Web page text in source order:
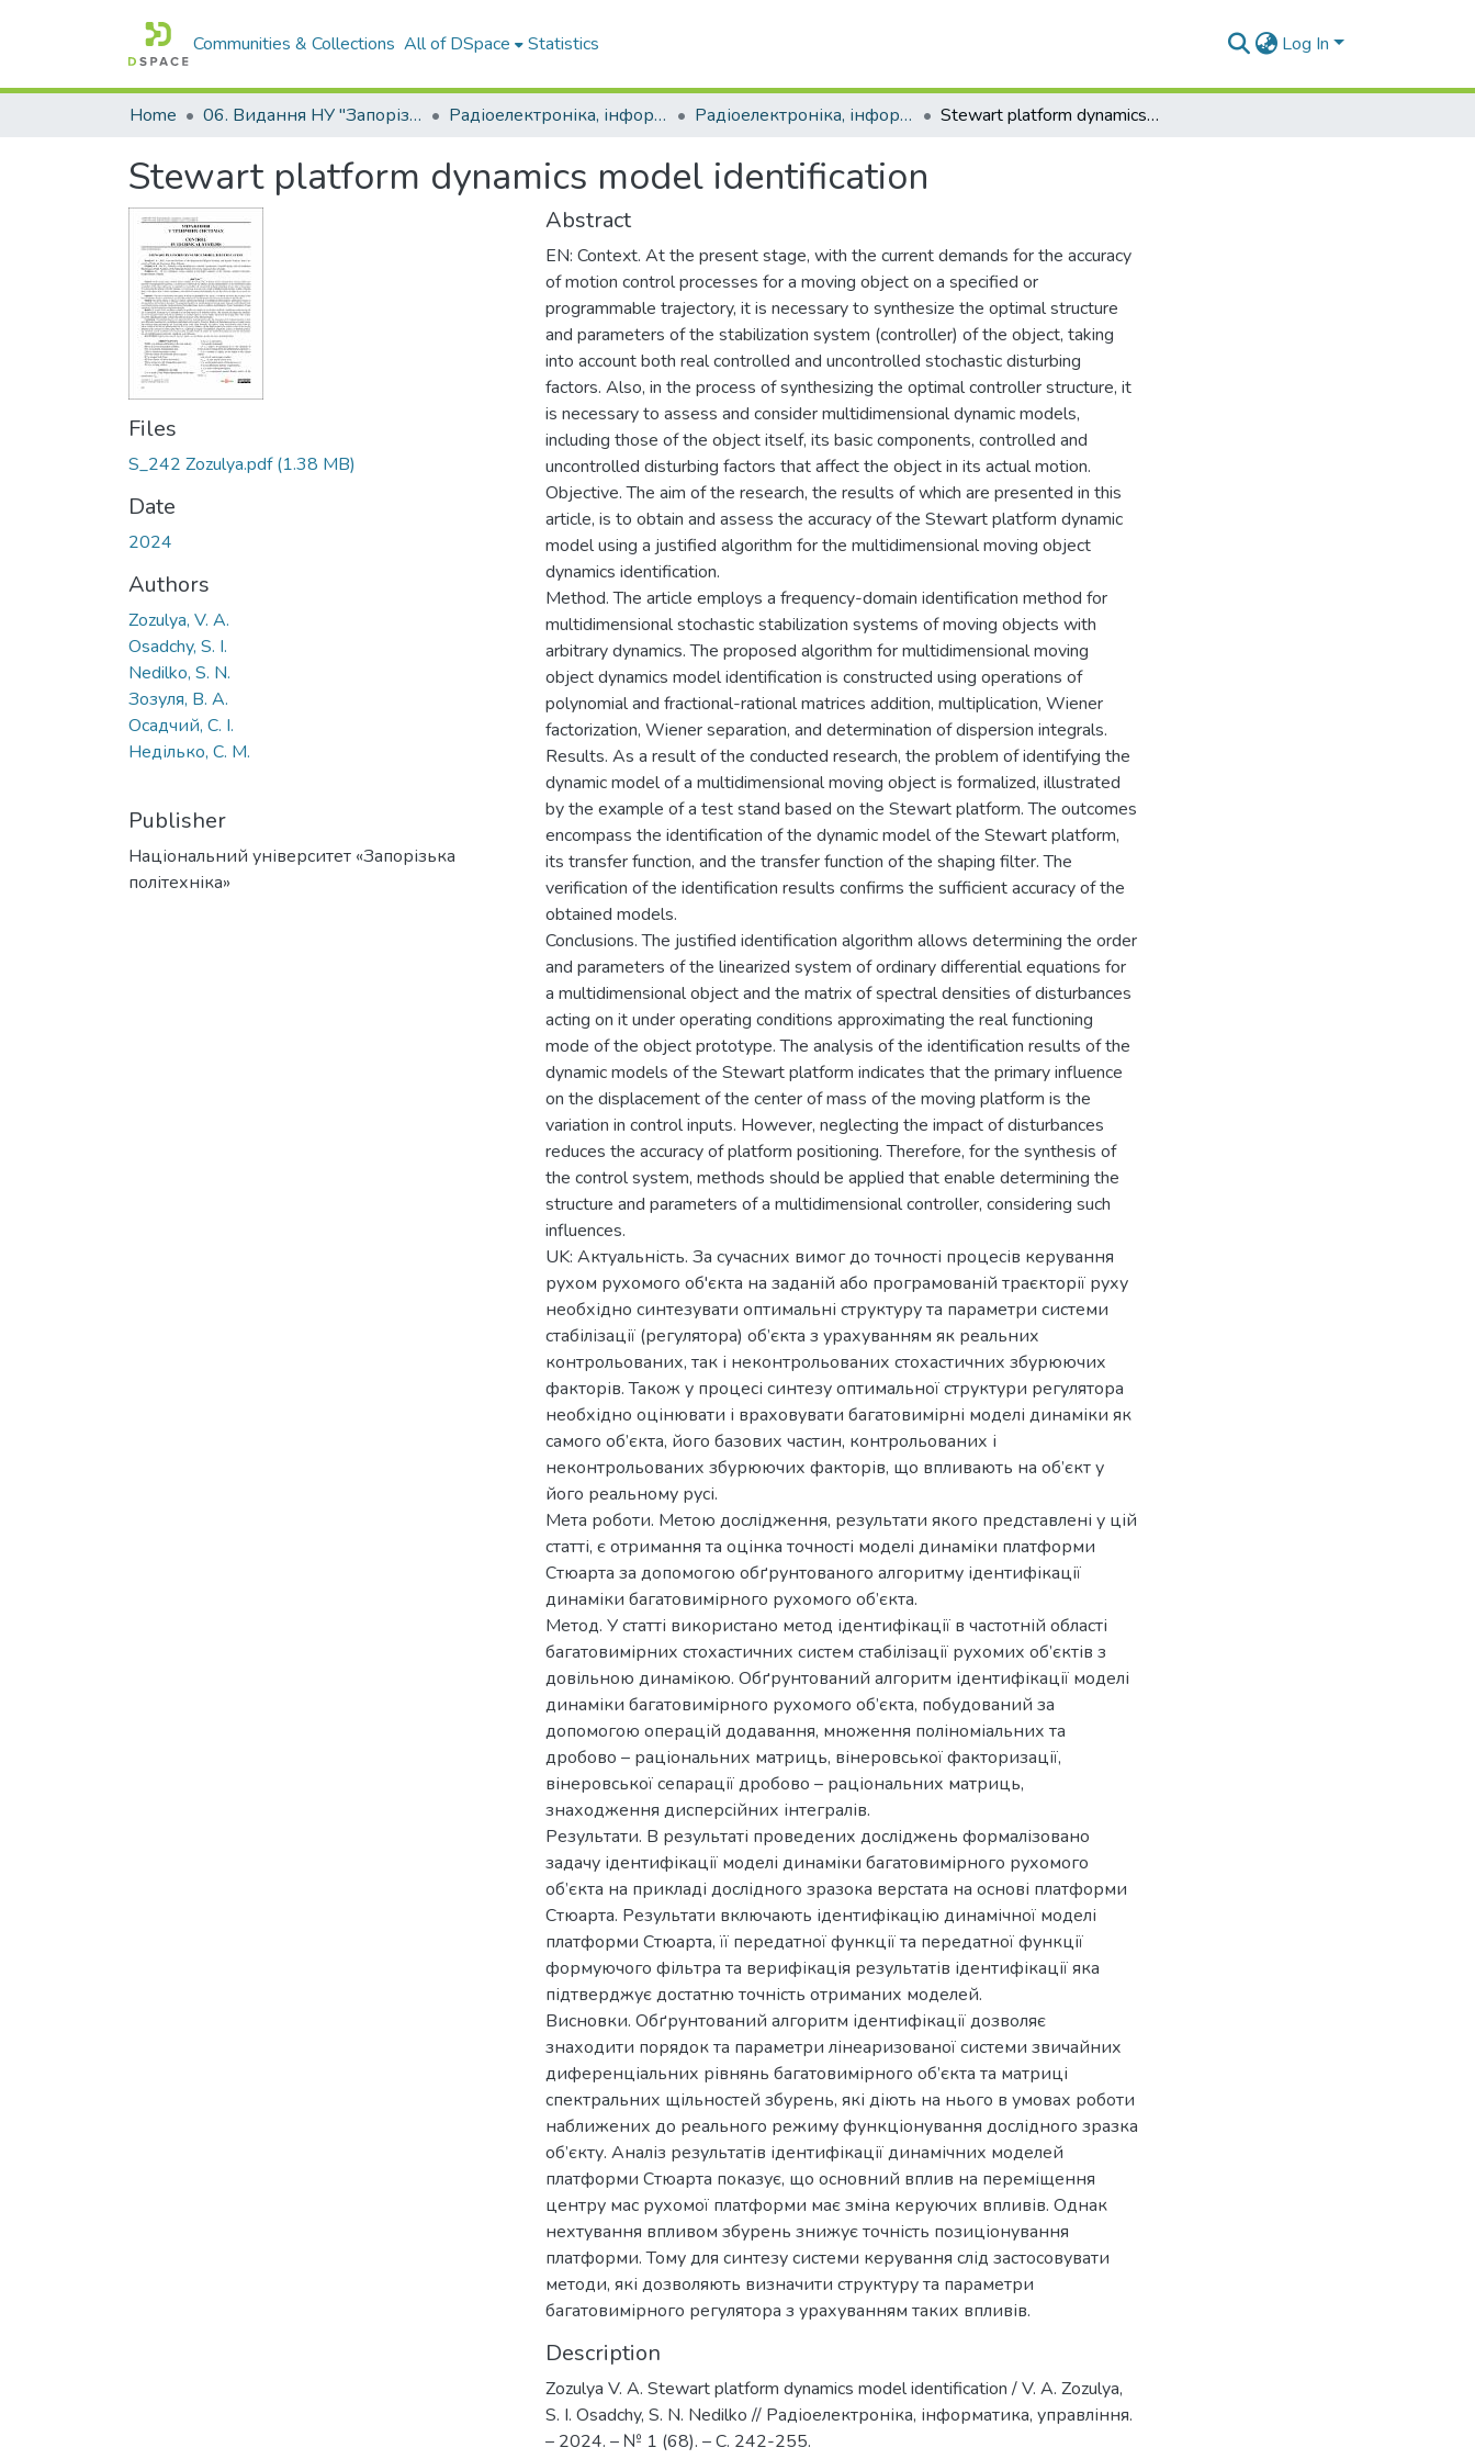
Communities & Collections All of DSpace Statistics Log In
Home 06. Видання НУ "Запорізька політехніка" Радіоелектроніка, інформатика, управління (РІУ) Радіоелектроніка, інформатика, управління - 2024, №1 (68) Stewart platform dynamics model identification
Stewart platform dynamics model identification
Files
S_242 Zozulya.pdf(1.38 MB)
Date
2024
Authors
Zozulya, V. A.
Osadchy, S. І.
Nedilko, S. N.
Зозуля, В. А.
Осадчий, С. І.
Неділько, С. М.
Publisher
Національний університет «Запорізька
політехніка»
Abstract
EN: Context. At the present stage, with the current demands for the accuracy
of motion control processes for a moving object on a specified or
programmable trajectory, it is necessary to synthesize the optimal structure
and parameters of the stabilization system (controller) of the object, taking
into account both real controlled and uncontrolled stochastic disturbing
factors. Also, in the process of synthesizing the optimal controller structure, it
is necessary to assess and consider multidimensional dynamic models,
including those of the object itself, its basic components, controlled and
uncontrolled disturbing factors that affect the object in its actual motion.
Objective. The aim of the research, the results of which are presented in this
article, is to obtain and assess the accuracy of the Stewart platform dynamic
model using a justified algorithm for the multidimensional moving object
dynamics identification.
Method. The article employs a frequency-domain identification method for
multidimensional stochastic stabilization systems of moving objects with
arbitrary dynamics. The proposed algorithm for multidimensional moving
object dynamics model identification is constructed using operations of
polynomial and fractional-rational matrices addition, multiplication, Wiener
factorization, Wiener separation, and determination of dispersion integrals.
Results. As a result of the conducted research, the problem of identifying the
dynamic model of a multidimensional moving object is formalized, illustrated
by the example of a test stand based on the Stewart platform. The outcomes
encompass the identification of the dynamic model of the Stewart platform,
its transfer function, and the transfer function of the shaping filter. The
verification of the identification results confirms the sufficient accuracy of the
obtained models.
Conclusions. The justified identification algorithm allows determining the order
and parameters of the linearized system of ordinary differential equations for
a multidimensional object and the matrix of spectral densities of disturbances
acting on it under operating conditions approximating the real functioning
mode of the object prototype. The analysis of the identification results of the
dynamic models of the Stewart platform indicates that the primary influence
on the displacement of the center of mass of the moving platform is the
variation in control inputs. However, neglecting the impact of disturbances
reduces the accuracy of platform positioning. Therefore, for the synthesis of
the control system, methods should be applied that enable determining the
structure and parameters of a multidimensional controller, considering such
influences.
UK: Актуальність. За сучасних вимог до точності процесів керування
рухом рухомого об'єкта на заданій або програмованій траєкторії руху
необхідно синтезувати оптимальні структуру та параметри системи
стабілізації (регулятора) об’єкта з урахуванням як реальних
контрольованих, так і неконтрольованих стохастичних збурюючих
факторів. Також у процесі синтезу оптимальної структури регулятора
необхідно оцінювати і враховувати багатовимірні моделі динаміки як
самого об’єкта, його базових частин, контрольованих і
неконтрольованих збурюючих факторів, що впливають на об’єкт у
його реальному русі.
Мета роботи. Метою дослідження, результати якого представлені у цій
статті, є отримання та оцінка точності моделі динаміки платформи
Стюарта за допомогою обґрунтованого алгоритму ідентифікації
динаміки багатовимірного рухомого об’єкта.
Метод. У статті використано метод ідентифікації в частотній області
багатовимірних стохастичних систем стабілізації рухомих об’єктів з
довільною динамікою. Обґрунтований алгоритм ідентифікації моделі
динаміки багатовимірного рухомого об’єкта, побудований за
допомогою операцій додавання, множення поліноміальних та
дробово – раціональних матриць, вінеровської факторизації,
вінеровської сепарації дробово – раціональних матриць,
знаходження дисперсійних інтегралів.
Результати. В результаті проведених досліджень формалізовано
задачу ідентифікації моделі динаміки багатовимірного рухомого
об’єкта на прикладі дослідного зразока верстата на основі платформи
Стюарта. Результати включають ідентифікацію динамічної моделі
платформи Стюарта, її передатної функції та передатної функції
формуючого фільтра та верифікація результатів ідентифікації яка
підтверджує достатню точність отриманих моделей.
Висновки. Обґрунтований алгоритм ідентифікації дозволяє
знаходити порядок та параметри лінеаризованої системи звичайних
диференціальних рівнянь багатовимірного об’єкта та матриці
спектральних щільностей збурень, які діють на нього в умовах роботи
наближених до реального режиму функціонування дослідного зразка
об’єкту. Аналіз результатів ідентифікації динамічних моделей
платформи Стюарта показує, що основний вплив на переміщення
центру мас рухомої платформи має зміна керуючих впливів. Однак
нехтування впливом збурень знижує точність позиціонування
платформи. Тому для синтезу системи керування слід застосовувати
методи, які дозволяють визначити структуру та параметри
багатовимірного регулятора з урахуванням таких впливів.
Description
Zozulya V. A. Stewart platform dynamics model identification / V. A. Zozulya,
S. I. Osadchy, S. N. Nedilko // Радіоелектроніка, інформатика, управління.
– 2024. – № 1 (68). – C. 242-255.